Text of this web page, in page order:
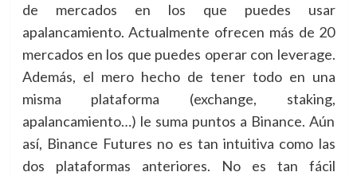
de mercados en los que puedes usar
apalancamiento. Actualmente ofrecen más de 20
mercados en los que puedes operar con leverage.
Además, el mero hecho de tener todo en una
misma plataforma (exchange, staking,
apalancamiento…) le suma puntos a Binance. Aún
así, Binance Futures no es tan intuitiva como las
dos plataformas anteriores. No es tan fácil